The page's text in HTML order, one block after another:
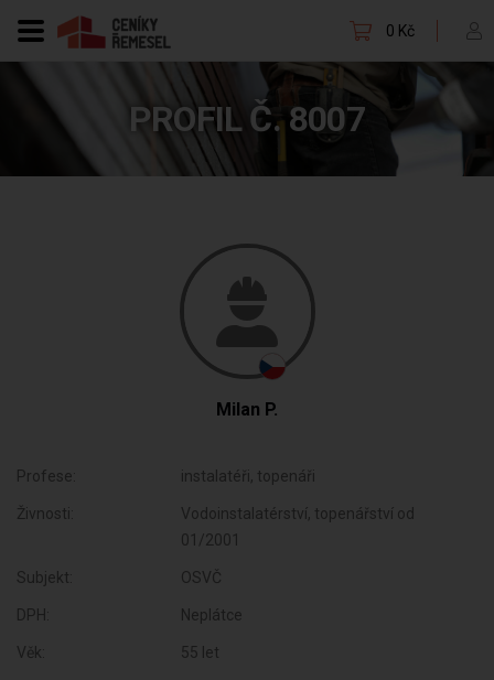
0 Kč
PROFIL Č. 8007
Milan P.
Profese: instalatéři, topenáři
Živnosti:
Vodoinstalatérství, topenářství od
01/2001
Subjekt: OSVČ
DPH: Neplátce
Věk: 55 let